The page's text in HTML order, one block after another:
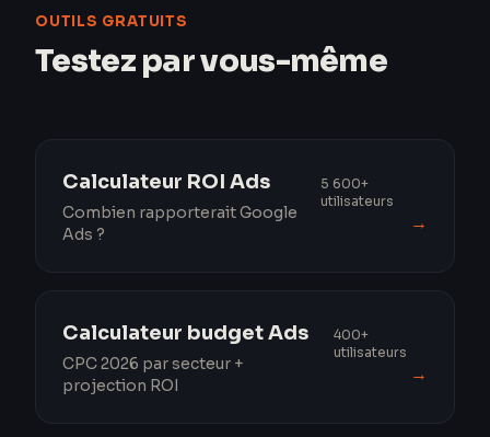
OUTILS GRATUITS
Testez par vous-même
Calculateur ROI Ads
Combien rapporterait Google
Ads ?
5 600+
utilisateurs
→
Calculateur budget Ads
CPC 2026 par secteur +
projection ROI
400+
utilisateurs
→